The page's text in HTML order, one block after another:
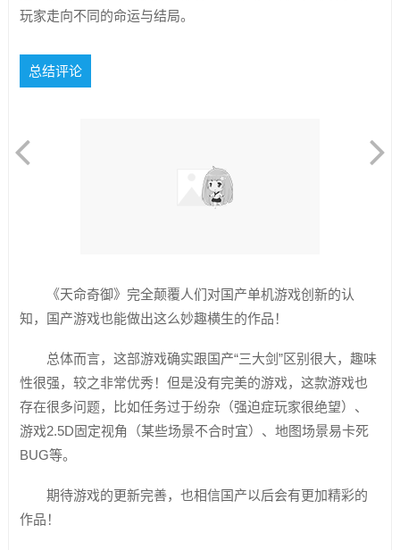
玩家走向不同的命运与结局。
总结评论
《天命奇御》完全颠覆人们对国产单机游戏创新的认
知，国产游戏也能做出这么妙趣横生的作品！
总体而言，这部游戏确实跟国产“三大剑”区别很大，趣味
性很强，较之非常优秀！但是没有完美的游戏，这款游戏也
存在很多问题，比如任务过于纷杂（强迫症玩家很绝望）、
游戏2.5D固定视角（某些场景不合时宜）、地图场景易卡死
BUG等。
期待游戏的更新完善，也相信国产以后会有更加精彩的
作品！